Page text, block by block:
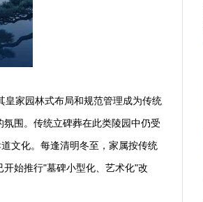
家园林式布局和规范管理成为传统
围。传统立碑葬在此类陵园中仍受
文化。每逢清明冬至，家属按传统
始推行"墓碑小型化、艺术化"改